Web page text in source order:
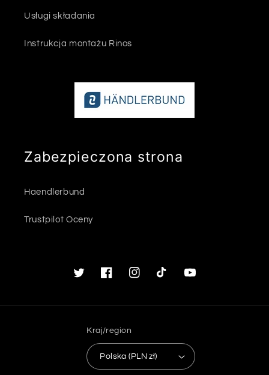
Usługi składania
Instrukcja montażu Rinos
Zabezpieczona strona
Haendlerbund
Trustpilot Oceny
TwitterFacebookInstagramTikTok Youtube
Kraj/region
Polska (PLN zł)